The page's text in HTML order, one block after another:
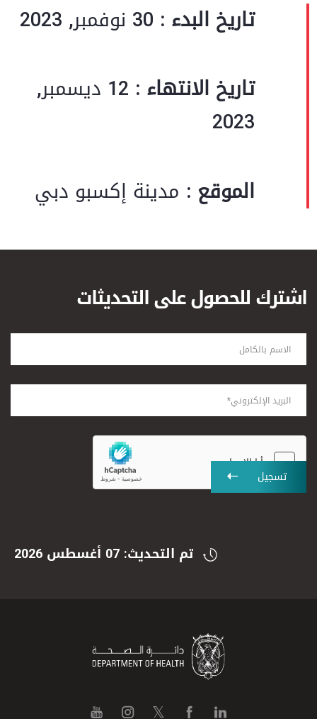
تاريخ البدء : 30 نوفمبر, 2023
تاريخ الانتهاء :
12 ديسمبر,
2023
الموقع : مدينة إكسبو دبي
اشترك للحصول على التحديثات
تسجيل
تم التحديث: 07 أغسطس 2026